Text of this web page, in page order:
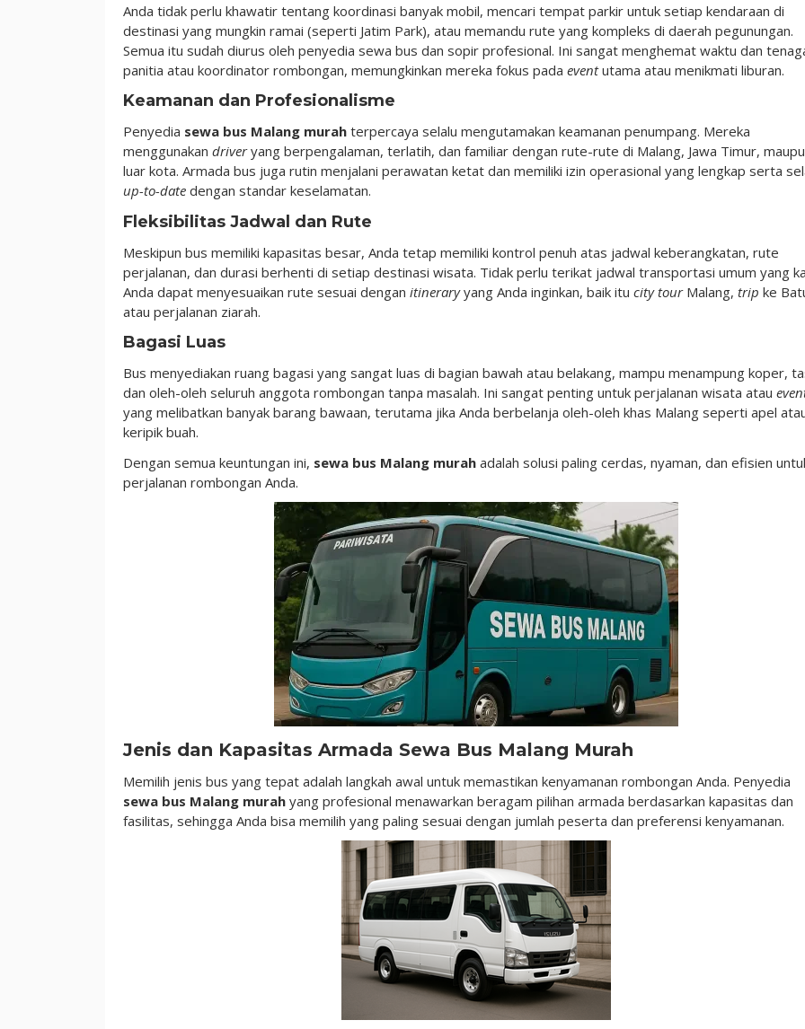
Anda tidak perlu khawatir tentang koordinasi banyak mobil, mencari tempat parkir untuk setiap kendaraan di
destinasi yang mungkin ramai (seperti Jatim Park), atau memandu rute yang kompleks di daerah pegunungan.
Semua itu sudah diurus oleh penyedia sewa bus dan sopir profesional. Ini sangat menghemat waktu dan
panitia atau koordinator rombongan, memungkinkan mereka fokus pada eventutama atau menikmati liburan.
Keamanan dan Profesionalisme
Penyedia sewa bus Malang murah terpercaya selalu mengutamakan keamanan penumpang. Mereka
menggunakan driveryang berpengalaman, terlatih, dan familiar dengan rute-rute di Malang, Jawa Timur,
luar kota. Armada bus juga rutin menjalani perawatan ketat dan memiliki izin operasional yang lengkap serta
up-to-date dengan standar keselamatan.
Fleksibilitas Jadwal dan Rute
Meskipun bus memiliki kapasitas besar, Anda tetap memiliki kontrol penuh atas jadwal keberangkatan, rute
perjalanan, dan durasi berhenti di setiap destinasi wisata. Tidak perlu terikat jadwal transportasi umum yang
Anda dapat menyesuaikan rute sesuai dengan itineraryyang Anda inginkan, baik itu city tourMalang, trip ke
atau perjalanan ziarah.
Bagasi Luas
Bus menyediakan ruang bagasi yang sangat luas di bagian bawah atau belakang, mampu menampung koper,
dan oleh-oleh seluruh anggota rombongan tanpa masalah. Ini sangat penting untuk perjalanan wisata atau
yang melibatkan banyak barang bawaan, terutama jika Anda berbelanja oleh-oleh khas Malang seperti apel
keripik buah.
Dengan semua keuntungan ini, sewa bus Malang murah adalah solusi paling cerdas, nyaman, dan efisien
perjalanan rombongan Anda.
Jenis dan Kapasitas Armada Sewa Bus Malang Murah
Memilih jenis bus yang tepat adalah langkah awal untuk memastikan kenyamanan rombongan Anda. Penyedia
sewa bus Malang murah yang profesional menawarkan beragam pilihan armada berdasarkan kapasitas dan
fasilitas, sehingga Anda bisa memilih yang paling sesuai dengan jumlah peserta dan preferensi kenyamanan.